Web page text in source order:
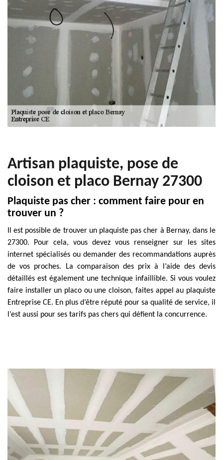
Artisan plaquiste, pose de
cloison et placo Bernay 27300
Plaquiste pas cher : comment faire pour en
trouver un ?
Il est possible de trouver un plaquiste pas cher à Bernay, dans le
27300. Pour cela, vous devez vous renseigner sur les sites
internet spécialisés ou demander des recommandations auprès
de vos proches. La comparaison des prix à l’aide des devis
détaillés est également une technique infaillible. Si vous voulez
faire installer un placo ou une cloison, faites appel au plaquiste
Entreprise CE. En plus d’être réputé pour sa qualité de service, il
l’est aussi pour ses tarifs pas chers qui défient la concurrence.